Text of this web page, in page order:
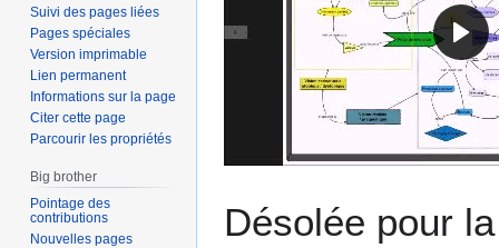
Désolée pour
Suivi des pages liées
Pages spéciales
Version imprimable
Lien permanent
Informations sur la page
Citer cette page
Parcourir les propriétés
Big brother
Pointage des
contributions
Nouvelles pages